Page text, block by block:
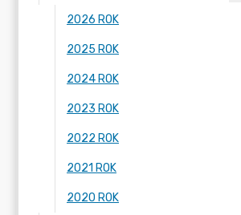
2026 ROK
2025 ROK
2024 ROK
2023 ROK
2022 ROK
2021 ROK
2020 ROK